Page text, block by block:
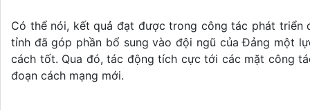
Có thể nói, kết quả đạt được trong công tác phát triển
tỉnh đã góp phần bổ sung vào đội ngũ của Đảng một
cách tốt. Qua đó, tác động tích cực tới các mặt công
đoạn cách mạng mới.